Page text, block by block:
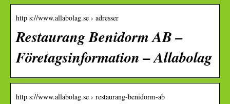
http s://www.allabolag.se › adresser
Restaurang Benidorm AB –
Företagsinformation – Allabolag
http s://www.allabolag.se › restaurang-benidorm-ab